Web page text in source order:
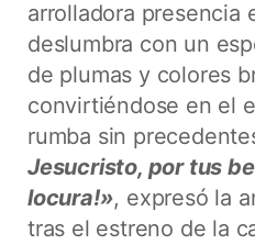
arrolladora presencia
deslumbra con un
de plumas y colores
convirtiéndose en el
rumba sin
Jesucristo, por tus
locura!», expresó la
tras el estreno de la